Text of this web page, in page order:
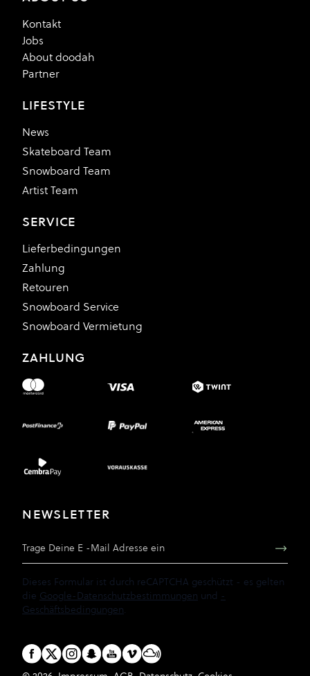
Kontakt
Jobs
About doodah
Partner
LIFESTYLE
News
Skateboard Team
Snowboard Team
Artist Team
SERVICE
Lieferbedingungen
Zahlung
Retouren
Snowboard Service
Snowboard Vermietung
ZAHLUNG
NEWSLETTER
Dieses Formular ist durch reCAPTCHA geschützt - es gelten
die Google-Datenschutzbestimmungen und -
Geschäftsbedingungen.